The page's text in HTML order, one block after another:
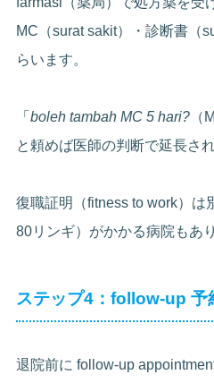
MC（surat sakit）・診断書（
らいます。
「boleh tambah MC 5 hari? （
と頼めば医師の判断で延長され
復職証明（fitness to work）は
80リンギ）がかかる病院もあ
ステップ4：follow-up 予
退院前に follow-up